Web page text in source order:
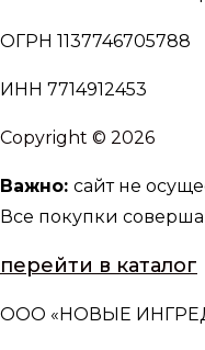
ОГРН 1137746705788
ИНН 7714912453
Copyright © 2026
Важно: сайт не
Все покупки
перейти в каталог
ООО «НОВЫЕ